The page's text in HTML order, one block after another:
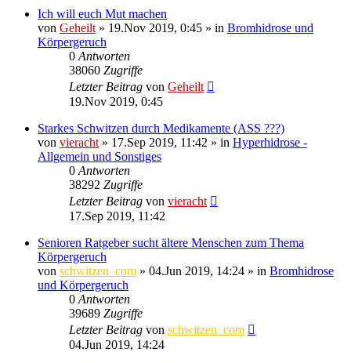
Ich will euch Mut machen
von Geheilt » 19.Nov 2019, 0:45 » in Bromhidrose und
Körpergeruch
0 Antworten
38060 Zugriffe
Letzter Beitrag von Geheilt
19.Nov 2019, 0:45
Starkes Schwitzen durch Medikamente (ASS ???)
von vieracht » 17.Sep 2019, 11:42 » in Hyperhidrose -
Allgemein und Sonstiges
0 Antworten
38292 Zugriffe
Letzter Beitrag von vieracht
17.Sep 2019, 11:42
Senioren Ratgeber sucht ältere Menschen zum Thema
Körpergeruch
von schwitzen_com » 04.Jun 2019, 14:24 » in Bromhidrose
und Körpergeruch
0 Antworten
39689 Zugriffe
Letzter Beitrag von schwitzen_com
04.Jun 2019, 14:24